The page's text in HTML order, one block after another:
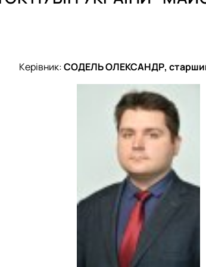
Керівник:СОДЕЛЬ ОЛЕКСАНДР,